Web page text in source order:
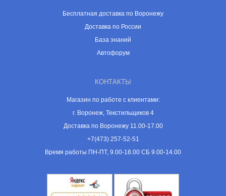
Бесплатная доставка по Воронежу
Доставка по России
База знаний
Автофорум
КОНТАКТЫ
Магазин по работе с клиентами:
г. Воронеж, Текстильщиков 4
Доставка по Воронежу 11.00-17.00
+7(473) 257-52-51
Время работы ПН-ПТ, 9.00-18.00 СБ 9.00-14.00